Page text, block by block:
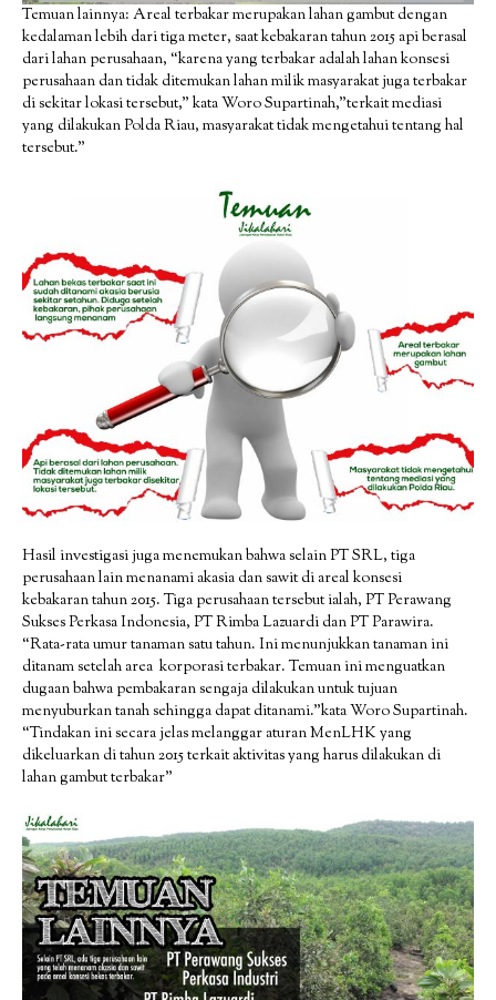
Temuan lainnya: Areal terbakar merupakan lahan gambut dengan
kedalaman lebih dari tiga meter, saat kebakaran tahun 2015 api berasal
dari lahan perusahaan, “karena yang terbakar adalah lahan konsesi
perusahaan dan tidak ditemukan lahan milik masyarakat juga terbakar
di sekitar lokasi tersebut,” kata Woro Supartinah,”terkait mediasi
yang dilakukan Polda Riau, masyarakat tidak mengetahui tentang hal
tersebut.”
Hasil investigasi juga menemukan bahwa selain PT SRL, tiga
perusahaan lain menanami akasia dan sawit di areal konsesi
kebakaran tahun 2015. Tiga perusahaan tersebut ialah, PT Perawang
Sukses Perkasa Indonesia, PT Rimba Lazuardi dan PT Parawira.
“Rata-rata umur tanaman satu tahun. Ini menunjukkan tanaman ini
ditanam setelah area korporasi terbakar. Temuan ini menguatkan
dugaan bahwa pembakaran sengaja dilakukan untuk tujuan
menyuburkan tanah sehingga dapat ditanami.”kata Woro Supartinah.
“Tindakan ini secara jelas melanggar aturan MenLHK yang
dikeluarkan di tahun 2015 terkait aktivitas yang harus dilakukan di
lahan gambut terbakar”